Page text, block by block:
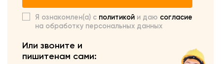
Я ознакомлен(а) с политикой и даю согласие
на обработку персональных данных
Или звоните и
пишитенам сами: